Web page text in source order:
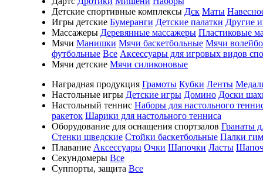
Детские спортивные комплексы Дск Маты
Игры детские Бумеранги Детские палатки Другие
Массажеры Деревянные массажеры Пластиковые
Мячи Манишки Мячи баскетбольные Мячи
футбольные Все Аксессуары для игровых видов
Мячи детские Мячи силиконовые
Наградная продукция Грамоты Кубки Ленты
Настольные игры Детские игры Домино Доски
Настольный теннис Наборы для настольного
ракеток Шарики для настольного тенниса
Оборудование для оснащения спортзалов Гранаты
Стенки шведские Стойки баскетбольные Палки
Плавание Аксессуары Очки Шапочки Ласты
Секундомеры Все
Суппорты, защита Все